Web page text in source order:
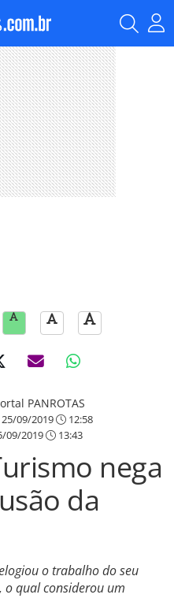
PANROTAS
25/09/2019 12:58
09/2019 13:43
nega
da
o trabalho do seu
o qual considerou um